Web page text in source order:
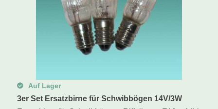
Auf Lager
3er Set Ersatzbirne für Schwibbögen 14V/3W